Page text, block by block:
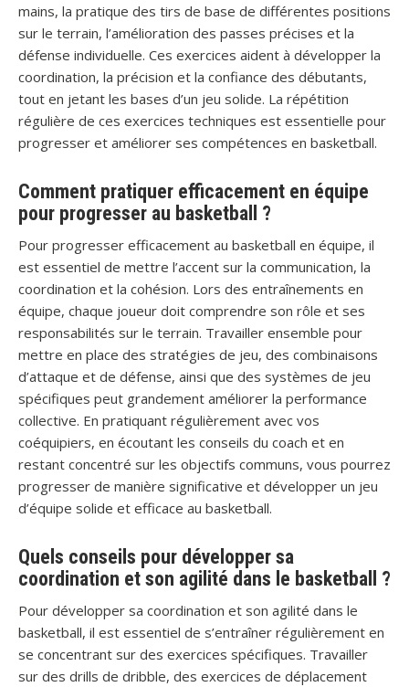
mains, la pratique des tirs de base de différentes positions
sur le terrain, l’amélioration des passes précises et la
défense individuelle. Ces exercices aident à développer la
coordination, la précision et la confiance des débutants,
tout en jetant les bases d’un jeu solide. La répétition
régulière de ces exercices techniques est essentielle pour
progresser et améliorer ses compétences en basketball.
Comment pratiquer efficacement en équipe
pour progresser au basketball ?
Pour progresser efficacement au basketball en équipe, il
est essentiel de mettre l’accent sur la communication, la
coordination et la cohésion. Lors des entraînements en
équipe, chaque joueur doit comprendre son rôle et ses
responsabilités sur le terrain. Travailler ensemble pour
mettre en place des stratégies de jeu, des combinaisons
d’attaque et de défense, ainsi que des systèmes de jeu
spécifiques peut grandement améliorer la performance
collective. En pratiquant régulièrement avec vos
coéquipiers, en écoutant les conseils du coach et en
restant concentré sur les objectifs communs, vous pourrez
progresser de manière significative et développer un jeu
d’équipe solide et efficace au basketball.
Quels conseils pour développer sa
coordination et son agilité dans le basketball ?
Pour développer sa coordination et son agilité dans le
basketball, il est essentiel de s’entraîner régulièrement en
se concentrant sur des exercices spécifiques. Travailler
sur des drills de dribble, des exercices de déplacement